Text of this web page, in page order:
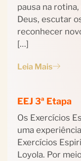
pausa na
Deus, escutar
reconhecer
[…]
Leia Mais
EEJ 3ª Etapa
Os Exercícios
uma
Exercícios
Loyola. Por